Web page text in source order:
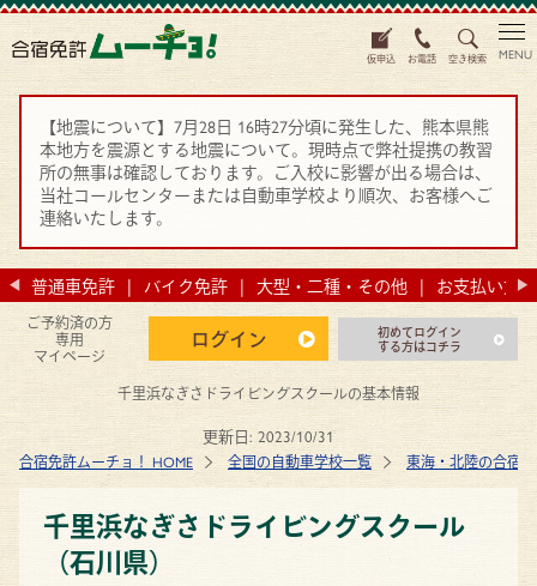
仮申込 お電話 空き検索
【地震について】7月28日 16時27分頃に発生した、熊本県熊
本地方を震源とする地震について。現時点で弊社提携の教習
所の無事は確認しております。ご入校に影響が出る場合は、
当社コールセンターまたは自動車学校より順次、お客様へご
連絡いたします。
普通車免許 バイク免許 大型・二種・その他 お支払い方法
ご予約済の方
専用
マイページ
ログイン
初めてログイン
する方はコチラ
MENU
千里浜なぎさドライビングスクールの基本情報
更新日: 2023/10/31
合宿免許ムーチョ！ HOME 全国の自動車学校一覧 東海・北陸の合宿
千里浜なぎさドライビングスクール
（石川県）